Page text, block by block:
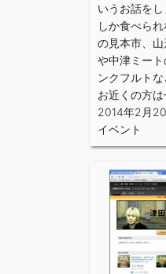
いうお話を
しか食べら
の見本市、山
や中津ミー
ンクフルトな
お近くの方は
2014年2月
イベント